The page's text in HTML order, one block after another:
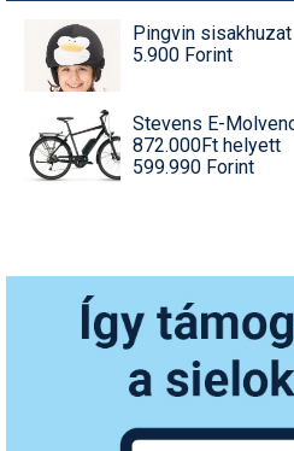
Pingvin sisakhuzat
5.900 Forint
Stevens E-
872.000Ft helyett
599.990 Forint